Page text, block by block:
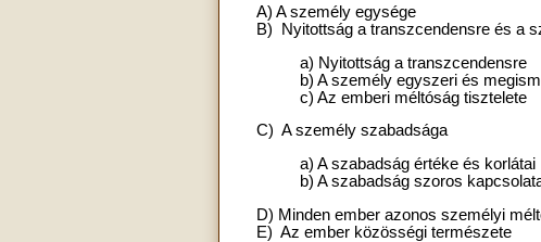
A) A személy egysége
B) Nyitottság a transzcendensre és a
a) Nyitottság a transzcendensre
b) A személy egyszeri és
c) Az emberi méltóság tisztelete
C) A személy szabadsága
a) A szabadság értéke és korlátai
b) A szabadság szoros
D) Minden ember azonos személyi
E) Az ember közösségi természete